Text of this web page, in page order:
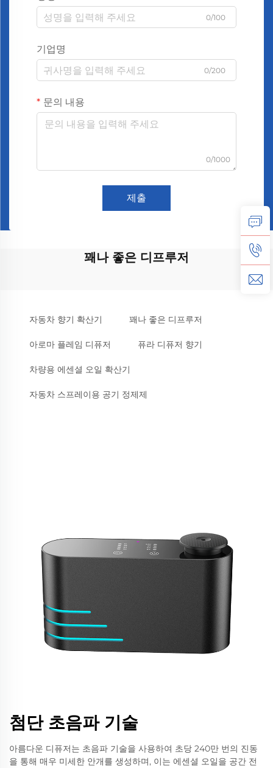
0/100
기업명
0/200
문의 내용
0/1000
제출
꽤나 좋은 디프루저
자동차 향기 확산기 꽤나 좋은 디프루저
아로마 플레임 디퓨저 퓨라 디퓨저 향기
차량용 에센셜 오일 확산기
자동차 스프레이용 공기 정제제
첨단 초음파 기술
아름다운 디퓨저는 초음파 기술을 사용하여 초당 240만 번의 진동
을 통해 매우 미세한 안개를 생성하며, 이는 에센셜 오일을 공간 전